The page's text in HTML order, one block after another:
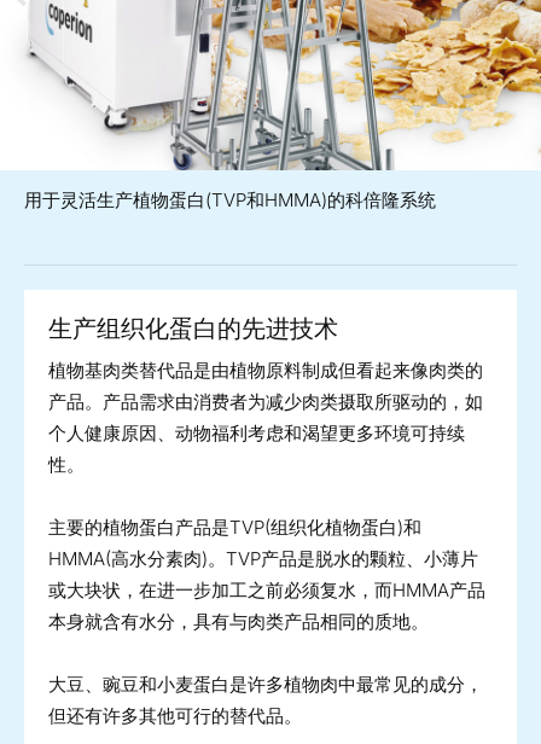
用于灵活生产植物蛋白(TVP和HMMA)的科倍隆系统
生产组织化蛋白的先进技术
植物基肉类替代品是由植物原料制成但看起来像肉类的
产品。产品需求由消费者为减少肉类摄取所驱动的，如
个人健康原因、动物福利考虑和渴望更多环境可持续
性。
主要的植物蛋白产品是TVP(组织化植物蛋白)和
HMMA(高水分素肉)。TVP产品是脱水的颗粒、小薄片
或大块状，在进一步加工之前必须复水，而HMMA产品
本身就含有水分，具有与肉类产品相同的质地。
大豆、豌豆和小麦蛋白是许多植物肉中最常见的成分，
但还有许多其他可行的替代品。